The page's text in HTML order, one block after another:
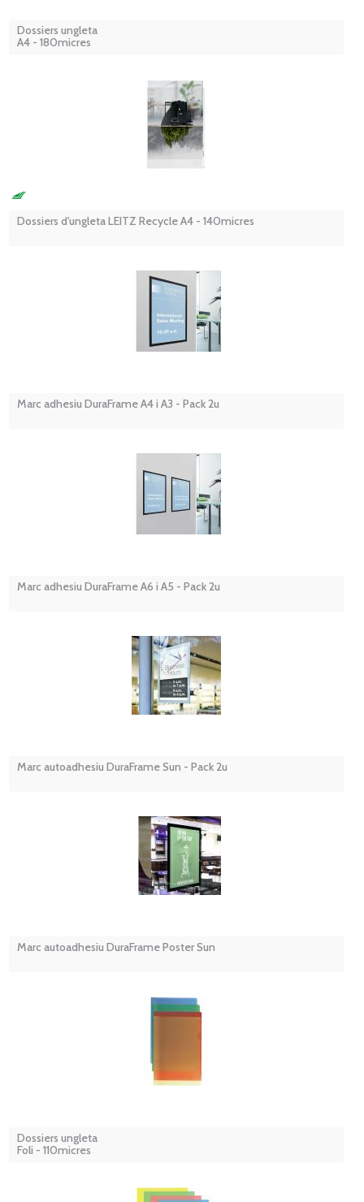
Dossiers ungleta
A4 - 180micres
Dossiers d'ungleta LEITZ Recycle A4 - 140micres
Marc adhesiu DuraFrame A4 i A3 - Pack 2u
Marc adhesiu DuraFrame A6 i A5 - Pack 2u
Marc autoadhesiu DuraFrame Sun - Pack 2u
Marc autoadhesiu DuraFrame Poster Sun
Dossiers ungleta
Foli - 110micres